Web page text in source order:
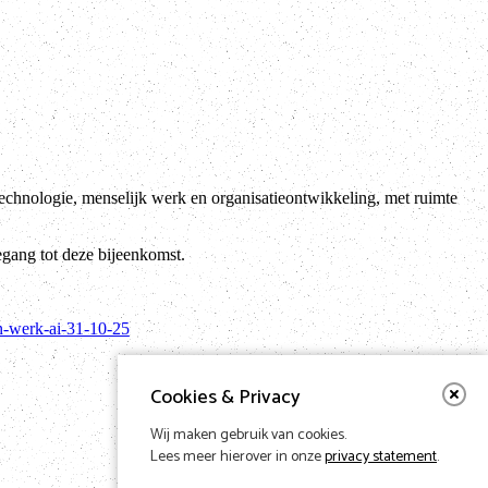
Cookies & Privacy
Wij maken gebruik van cookies.
Lees meer hierover in onzeprivacy statement.
menselijk werk en organisatieontwikkeling, met ruimte
tot deze bijeenkomst.
werk-ai-31-10-25